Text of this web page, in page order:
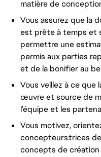
matière de
Vous assurez que la
est prête à temps et
permettre une
permis aux parties
et de la bonifier au
Vous veillez à ce que
œuvre et source de
l’équipe et les
Vous motivez,
concepteurs.trices
concepts de